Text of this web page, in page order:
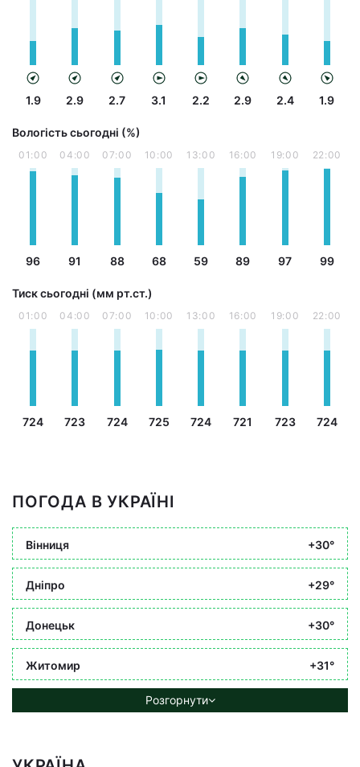
1.9 2.9 2.7 3.1 2.2 2.9 2.4 1.9
Вологість сьогодні (%)
01:00
96
04:00
91
07:00
88
10:00
68
13:00
59
16:00
89
19:00
97
22:00
99
Тиск сьогодні (мм рт.ст.)
01:00
724
04:00
723
07:00
724
10:00
725
13:00
724
16:00
721
19:00
723
22:00
724
ПОГОДА В УКРАЇНІ
Вінниця +30°
Дніпро +29°
Донецьк +30°
Житомир +31°
Розгорнути